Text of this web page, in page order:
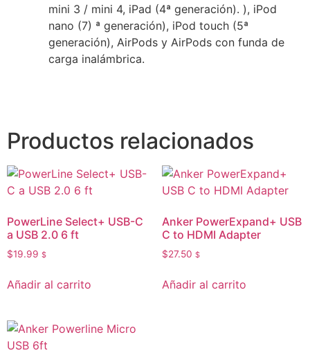
mini 3 / mini 4, iPad (4ª generación). ), iPod
nano (7) ª generación), iPod touch (5ª
generación), AirPods y AirPods con funda de
carga inalámbrica.
Productos relacionados
PowerLine Select+ USB-C
a USB 2.0 6 ft
$19.99 $
Añadir al carrito
Anker PowerExpand+ USB
C to HDMI Adapter
$27.50 $
Añadir al carrito